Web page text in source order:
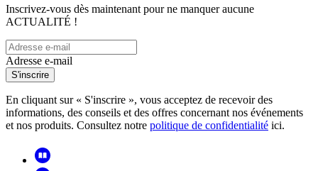
Inscrivez-vous dès maintenant pour ne manquer aucune
ACTUALITÉ !
Adresse e-mail
S'inscrire
En cliquant sur « S'inscrire », vous acceptez de recevoir des
informations, des conseils et des offres concernant nos événements
et nos produits. Consultez notre politique de confidentialité ici.